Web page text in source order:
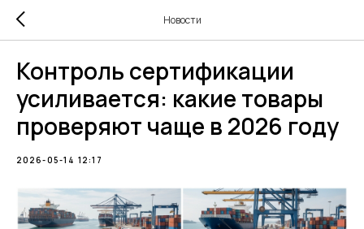
Новости
Контроль сертификации
усиливается: какие товары
проверяют чаще в 2026 году
2026-05-14 12:17